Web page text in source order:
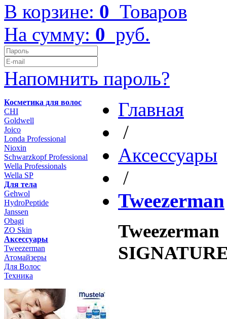
В корзине: 0 Товаров
На сумму: 0 руб.
Напомнить пароль?
Косметика для волос
CHI
Goldwell
Joico
Londa Professional
Nioxin
Schwarzkopf Professional
Wella Professionals
Wella SP
Для тела
Gehwol
HydroPeptide
Janssen
Obagi
ZO Skin
Aксессуары
Tweezerman
Атомайзеры
Для Волос
Техника
Главная
/
Aксессуары
/
Tweezerman